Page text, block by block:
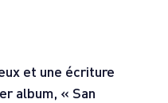
et une écriture
album, « San